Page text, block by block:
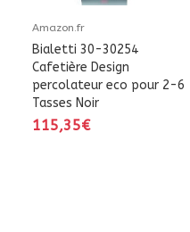
Amazon.fr
Bialetti 30-30254
Cafetière Design
percolateur eco pour 2-6
Tasses Noir
115,35€